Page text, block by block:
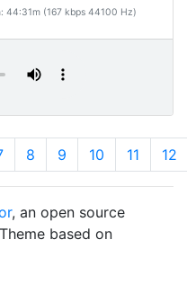
44:31m (167 kbps 44100 Hz)
8 9 10 11 12
, an open source
based on